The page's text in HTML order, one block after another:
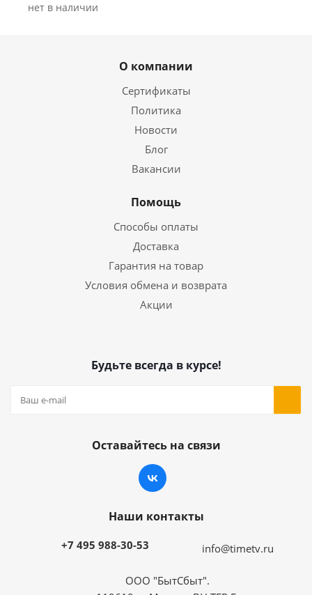
Нет в наличии
О компании
Сертификаты
Политика
Новости
Блог
Вакансии
Помощь
Способы оплаты
Доставка
Гарантия на товар
Условия обмена и возврата
Акции
Будьте всегда в курсе!
Оставайтесь на связи
Наши контакты
+7 495 988-30-53 info@timetv.ru
ООО "БытСбыт".